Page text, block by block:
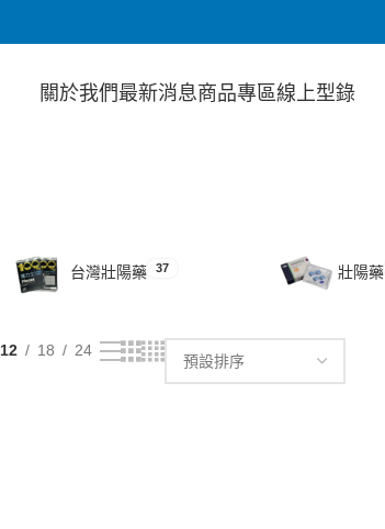
關於我們最新消息商品專區線上型錄
台灣壯陽藥 37 壯陽藥
12 18 24